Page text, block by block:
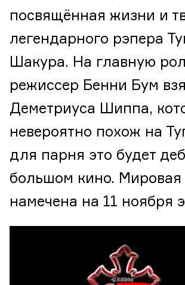
посвящённая жизни и
легендарного рэпера
Шакура. На главную
режиссер Бенни Бум
Деметриуса Шиппа,
невероятно похож на
для парня это будет
большом кино. Мировая
намечена на 11 ноября